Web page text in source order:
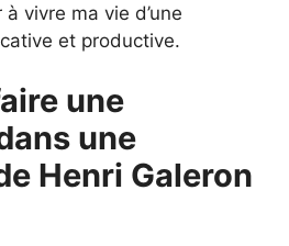
vivre ma vie d’une
et productive.
une
une
Henri Galeron